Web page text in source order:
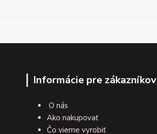
Informácie pre zákazníkov
O nás
Ako nakupovať
Čo vieme vyrobiť